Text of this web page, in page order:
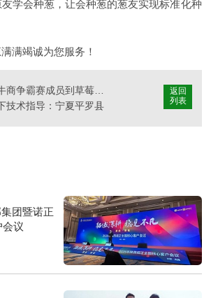
学会种葱，让会种葱的葱友实现标准化种
满竭诚为您服务！
返回
列表
技术指导：宁夏平罗县
团暨诺正
会议